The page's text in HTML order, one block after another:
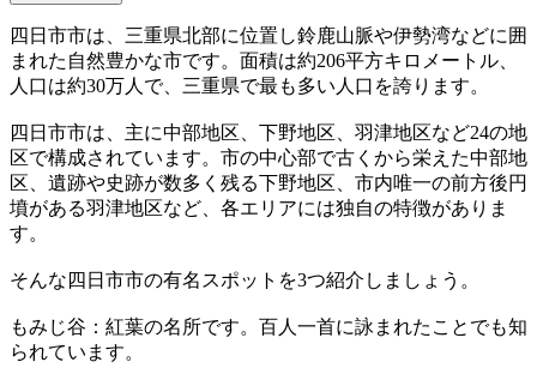
四日市市は、三重県北部に位置し鈴鹿山脈や伊勢湾などに囲
まれた自然豊かな市です。面積は約206平方キロメートル、
人口は約30万人で、三重県で最も多い人口を誇ります。
四日市市は、主に中部地区、下野地区、羽津地区など24の地
区で構成されています。市の中心部で古くから栄えた中部地
区、遺跡や史跡が数多く残る下野地区、市内唯一の前方後円
墳がある羽津地区など、各エリアには独自の特徴がありま
す。
そんな四日市市の有名スポットを3つ紹介しましょう。
もみじ谷：紅葉の名所です。百人一首に詠まれたことでも知
られています。